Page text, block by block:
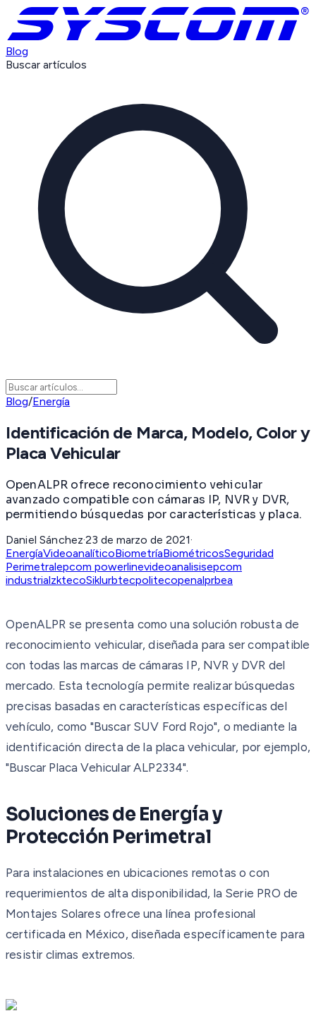
Blog
Buscar artículos
Blog/Energía
Identificación de Marca, Modelo, Color y
Placa Vehicular
OpenALPR ofrece reconocimiento vehicular
avanzado compatible con cámaras IP, NVR y DVR,
permitiendo búsquedas por características y placa.
Daniel Sánchez·23 de marzo de 2021·
EnergíaVideoanalíticoBiometríaBiométricosSeguridad
Perimetralepcom powerlinevideoanalisisepcom
industrialzktecoSiklurbtecpolitecopenalprbea
OpenALPR se presenta como una solución robusta de
reconocimiento vehicular, diseñada para ser compatible
con todas las marcas de cámaras IP, NVR y DVR del
mercado. Esta tecnología permite realizar búsquedas
precisas basadas en características específicas del
vehículo, como "Buscar SUV Ford Rojo", o mediante la
identificación directa de la placa vehicular, por ejemplo,
"Buscar Placa Vehicular ALP2334".
Soluciones de Energía y
Protección Perimetral
Para instalaciones en ubicaciones remotas o con
requerimientos de alta disponibilidad, la Serie PRO de
Montajes Solares ofrece una línea profesional
certificada en México, diseñada específicamente para
resistir climas extremos.